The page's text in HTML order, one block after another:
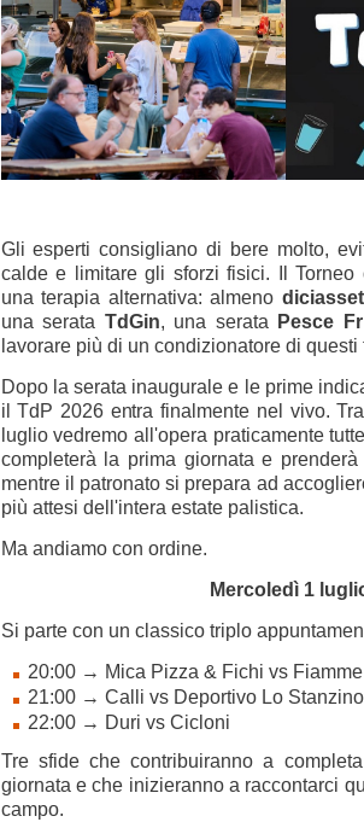
Gli esperti consigliano di bere molto,
calde e limitare gli sforzi fisici. Il Torneo
una terapia alternativa: almeno
una serata TdGin, una serata Pesce
lavorare più di un condizionatore di questi
Dopo la serata inaugurale e le prime
il TdP 2026 entra finalmente nel vivo.
luglio vedremo all'opera praticamente
completerà la prima giornata e
mentre il patronato si prepara ad
più attesi dell'intera estate palistica.
Ma andiamo con ordine.
Mercoledì 1
Si parte con un classico triplo
20:00 → Mica Pizza & Fichi vs
21:00 → Calli vs Deportivo Lo Stanzino
22:00 → Duri vs Cicloni
Tre sfide che contribuiranno a
giornata e che inizieranno a raccontarci
campo.